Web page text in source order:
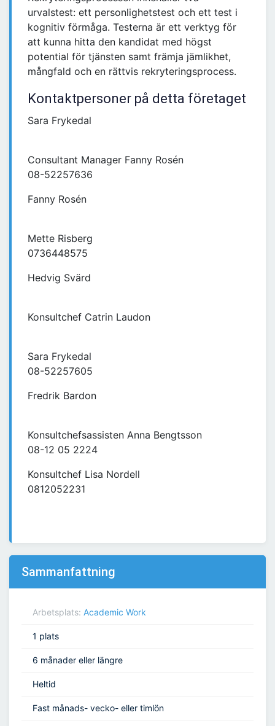
urvalstest: ett personlighetstest och ett test i
kognitiv förmåga. Testerna är ett verktyg för
att kunna hitta den kandidat med högst
potential för tjänsten samt främja jämlikhet,
mångfald och en rättvis rekryteringsprocess.
Kontaktpersoner på detta företaget
Sara Frykedal
Consultant Manager Fanny Rosén
08-52257636
Fanny Rosén
Mette Risberg
0736448575
Hedvig Svärd
Konsultchef Catrin Laudon
Sara Frykedal
08-52257605
Fredrik Bardon
Konsultchefsassisten Anna Bengtsson
08-12 05 2224
Konsultchef Lisa Nordell
0812052231
Sammanfattning
Arbetsplats: Academic Work
1 plats
6 månader eller längre
Heltid
Fast månads- vecko- eller timlön